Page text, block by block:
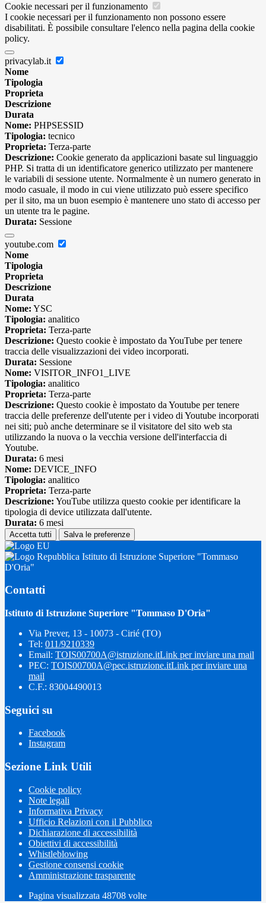
Cookie necessari per il funzionamento
I cookie necessari per il funzionamento non possono essere
disabilitati. È possibile consultare l'elenco nella pagina della cookie
policy.
privacylab.it
Nome
Tipologia
Proprieta
Descrizione
Durata
Nome: PHPSESSID
Tipologia: tecnico
Proprieta: Terza-parte
Descrizione: Cookie generato da applicazioni basate sul linguaggio
PHP. Si tratta di un identificatore generico utilizzato per mantenere
le variabili di sessione utente. Normalmente è un numero generato in
modo casuale, il modo in cui viene utilizzato può essere specifico
per il sito, ma un buon esempio è mantenere uno stato di accesso per
un utente tra le pagine.
Durata: Sessione
youtube.com
Nome
Tipologia
Proprieta
Descrizione
Durata
Nome: YSC
Tipologia: analitico
Proprieta: Terza-parte
Descrizione: Questo cookie è impostato da YouTube per tenere
traccia delle visualizzazioni dei video incorporati.
Durata: Sessione
Nome: VISITOR_INFO1_LIVE
Tipologia: analitico
Proprieta: Terza-parte
Descrizione: Questo cookie è impostato da Youtube per tenere
traccia delle preferenze dell'utente per i video di Youtube incorporati
nei siti; può anche determinare se il visitatore del sito web sta
utilizzando la nuova o la vecchia versione dell'interfaccia di
Youtube.
Durata: 6 mesi
Nome: DEVICE_INFO
Tipologia: analitico
Proprieta: Terza-parte
Descrizione: YouTube utilizza questo cookie per identificare la
tipologia di device utilizzata dall'utente.
Durata: 6 mesi
Accetta tutti Salva le preferenze
Istituto di Istruzione Superiore "Tommaso
D'Oria"
Contatti
Istituto di Istruzione Superiore "Tommaso D'Oria"
Via Prever, 13 - 10073 - Cirié (TO)
Tel: 011/9210339
Email: TOIS00700A@istruzione.itLink per inviare una mail
PEC: TOIS00700A@pec.istruzione.itLink per inviare una
mail
C.F.: 83004490013
Seguici su
Facebook
Instagram
Sezione Link Utili
Cookie policy
Note legali
Informativa Privacy
Ufficio Relazioni con il Pubblico
Dichiarazione di accessibilità
Obiettivi di accessibilità
Whistleblowing
Gestione consensi cookie
Amministrazione trasparente
Pagina visualizzata 48708 volte